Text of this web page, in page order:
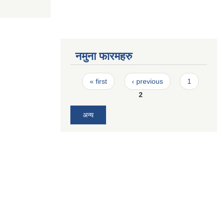
नमुना फारमहरु
Pages
« first ‹ previous
1
2
अन्य